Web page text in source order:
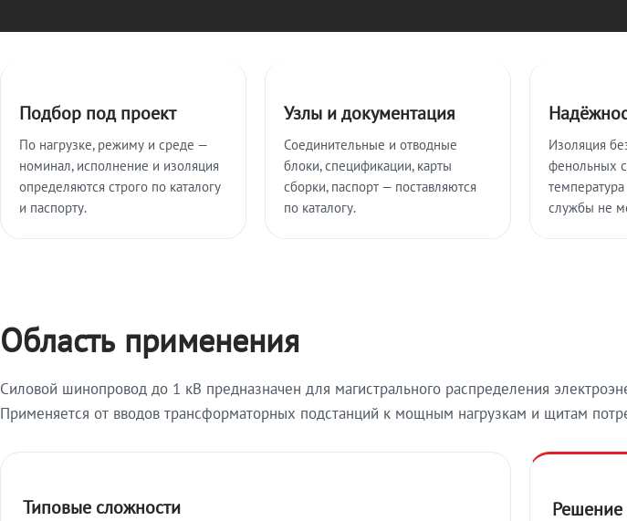
Подбор под проект
По нагрузке, режиму и среде —
номинал, исполнение и изоляция
определяются строго по каталогу
и паспорту.
Узлы и документация
Соединительные и отводные
блоки, спецификации, карты
сборки, паспорт — поставляются
по каталогу.
Изоляция
фенольных
службы не
Область применения
Силовой шинопровод до 1 кВ предназначен для магистрального распределения
Применяется от вводов трансформаторных подстанций к мощным нагрузкам и щитам
Типовые сложности Решение